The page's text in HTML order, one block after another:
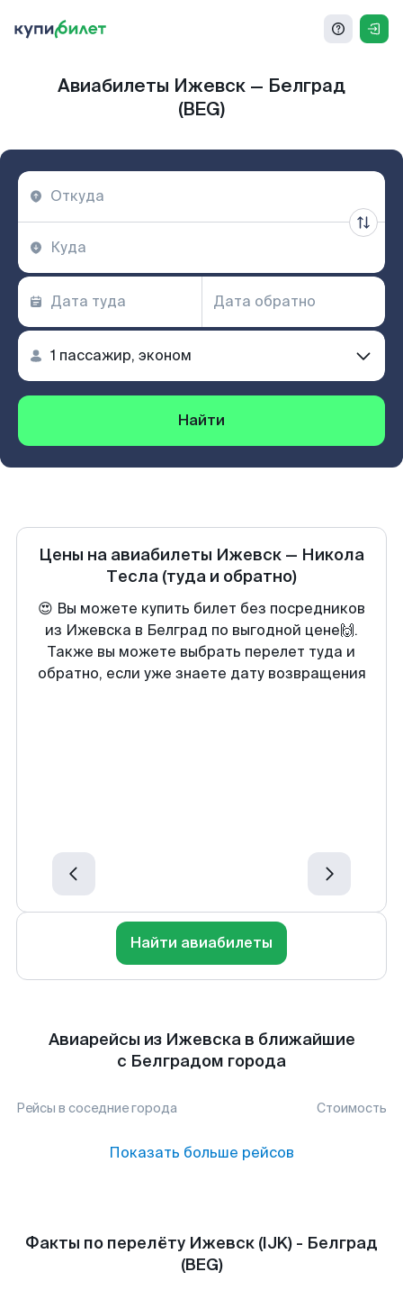
Авиабилеты Ижевск — Белград
(BEG)
Найти
Цены на авиабилеты Ижевск — Никола
Тесла (туда и обратно)
😍 Вы можете купить билет без посредников
из Ижевска в Белград по выгодной цене🙌.
Также вы можете выбрать перелет туда и
обратно, если уже знаете дату возвращения
Найти авиабилеты
Авиарейсы из Ижевска в ближайшие
с Белградом города
Рейсы в соседние города Стоимость
Показать больше рейсов
Факты по перелёту Ижевск (IJK) - Белград
(BEG)